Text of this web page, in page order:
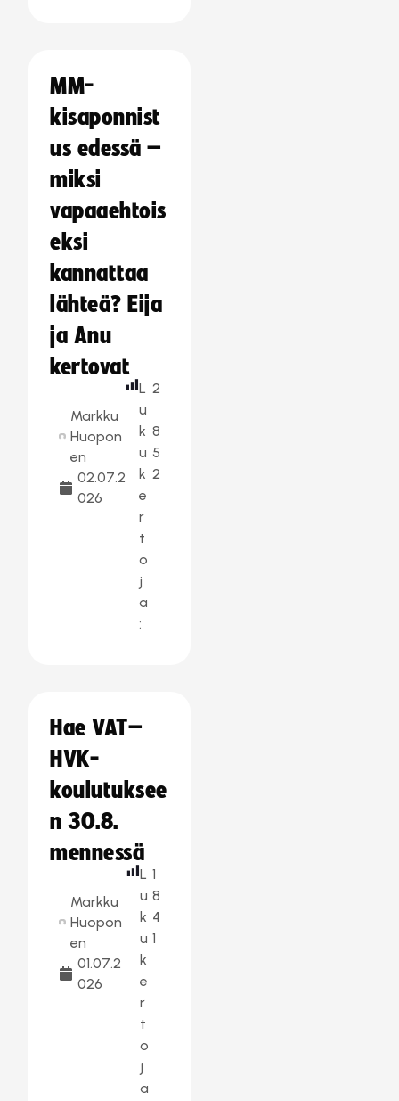
MM-
kisaponnist
us edessä –
miksi
vapaaehtois
eksi
kannattaa
lähteä? Eija
ja Anu
kertovat
Markku
Huopon
en
02.07.2
026
L
u
k
u
k
e
r
t
o
j
a
:
2
8
5
2
Hae VAT–
HVK-
koulutuksee
n 30.8.
mennessä
Markku
Huopon
en
01.07.2
026
L
u
k
u
k
e
r
t
o
j
a
1
8
4
1